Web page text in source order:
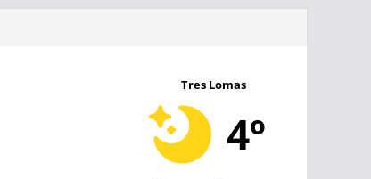
Tres Lomas
4º